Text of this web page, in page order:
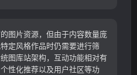
图片资源，但由于内容数量庞
定风格作品时仍需要进行筛
图库站架构，互动功能相对有
性化推荐以及用户社区等功